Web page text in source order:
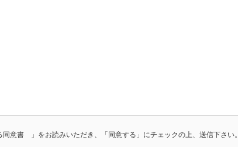
意書 」をお読みいただき、「同意する」にチェックの上、送信下さい。